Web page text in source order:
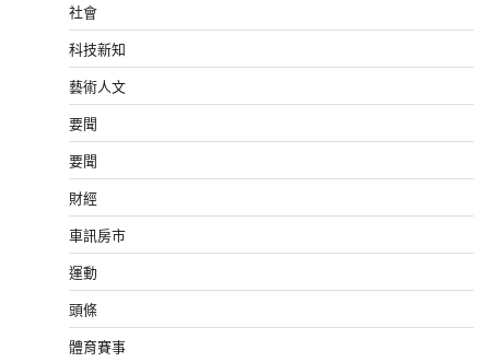
社會
科技新知
藝術人文
要聞
要聞
財經
車訊房市
運動
頭條
體育賽事